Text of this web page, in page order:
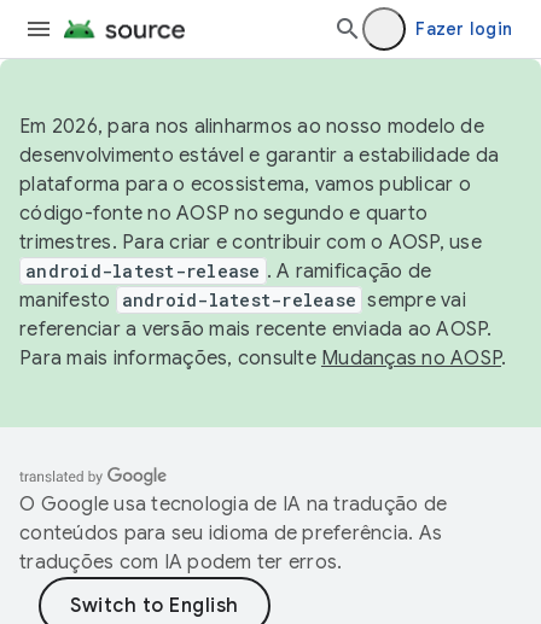
Fazer login
Em 2026, para nos alinharmos ao nosso modelo de
desenvolvimento estável e garantir a estabilidade da
plataforma para o ecossistema, vamos publicar o
código-fonte no AOSP no segundo e quarto
trimestres. Para criar e contribuir com o AOSP, use
android-latest-release . A ramificação de
manifesto
android-latest-release sempre vai
referenciar a versão mais recente enviada ao AOSP.
Para mais informações, consulte Mudanças no AOSP.
O Google usa tecnologia de IA na tradução de
conteúdos para seu idioma de preferência. As
traduções com IA podem ter erros.